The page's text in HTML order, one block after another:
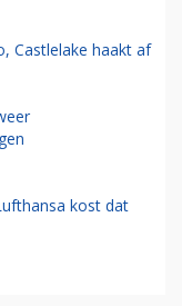
Castlelake haakt af
kost dat